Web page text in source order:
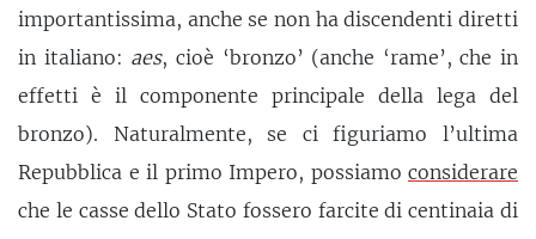
importantissima, anche se non ha discendenti diretti
in italiano: aes, cioè ‘bronzo’ (anche ‘rame’, che in
effetti è il componente principale della lega del
bronzo). Naturalmente, se ci figuriamo l’ultima
Repubblica e il primo Impero, possiamo considerare
che le casse dello Stato fossero farcite di centinaia di